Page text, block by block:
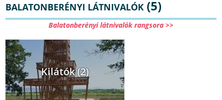
BALATONBERÉNYI LÁTNIVALÓK (5)
Balatonberényi látnivalók rangsora >>
Kilátók (2)